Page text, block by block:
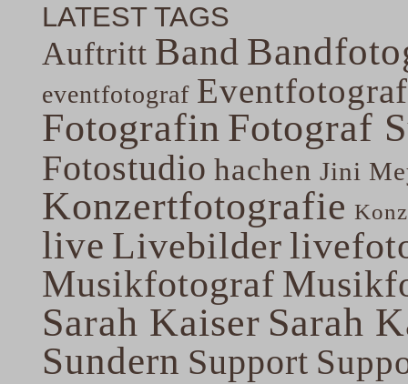
LATEST TAGS
Auftritt Band
eventfotograf
Fotografin Fotograf
Fotostudio hachen Jini
Konzertfotografie
live Livebilder
Musikfotograf
Sarah Kaiser Sarah
Sundern Support